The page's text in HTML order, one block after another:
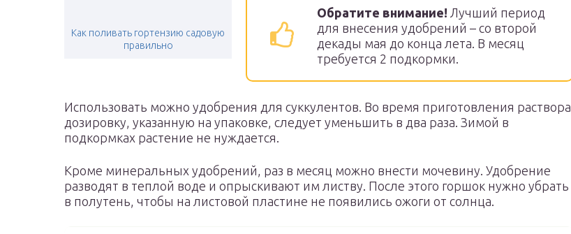
Как поливать гортензию садовую
правильно
Обратите внимание! Лучший период
для внесения удобрений – со второй
декады мая до конца лета. В месяц
требуется 2 подкормки.
Использовать можно удобрения для суккулентов. Во время приготовления раствора
дозировку, указанную на упаковке, следует уменьшить в два раза. Зимой в
подкормках растение не нуждается.
Кроме минеральных удобрений, раз в месяц можно внести мочевину. Удобрение
разводят в теплой воде и опрыскивают им листву. После этого горшок нужно убрать
в полутень, чтобы на листовой пластине не появились ожоги от солнца.